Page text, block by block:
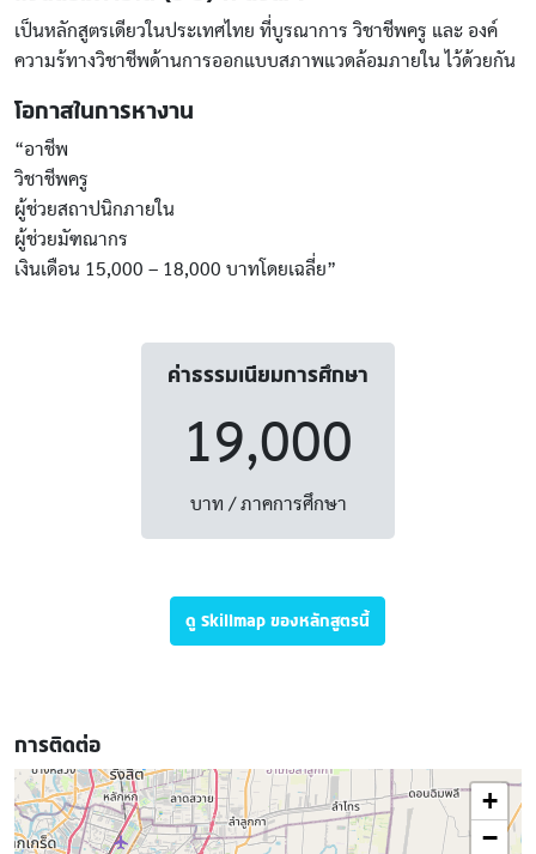
เป็นหลักสูตรเดียวในประเทศไทย ที่บูรณาการ วิชาชีพครู และ องค์
ความร้ทางวิชาชีพด้านการออกแบบสภาพแวดล้อมภายใน ไว้ด้วยกัน
โอกาสในการหางาน
“อาชีพ
วิชาชีพครู
ผู้ช่วยสถาปนิกภายใน
ผู้ช่วยมัฑณากร
เงินเดือน 15,000 – 18,000 บาทโดยเฉลี่ย”
ค่าธรรมเนียมการศึกษา
19,000
บาท / ภาคการศึกษา
ดู Skillmap ของหลักสูตรนี้
การติดต่อ
+
−